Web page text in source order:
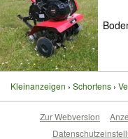
Kleinanzeigen Schortens
Zur Webversion